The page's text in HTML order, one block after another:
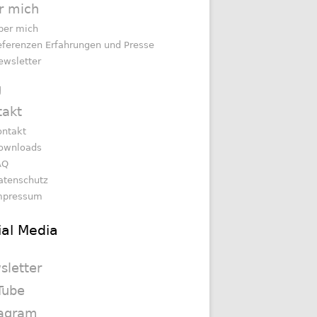
mich
mich
Erfahrungen und Presse
Media